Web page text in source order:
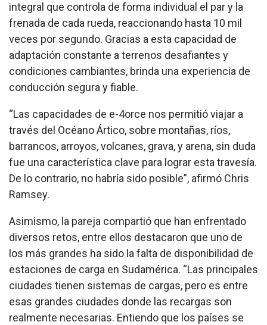
integral que controla de forma individual el par y la
frenada de cada rueda, reaccionando hasta 10 mil
veces por segundo. Gracias a esta capacidad de
adaptación constante a terrenos desafiantes y
condiciones cambiantes, brinda una experiencia de
conducción segura y fiable.
“Las capacidades de e-4orce nos permitió viajar a
través del Océano Ártico, sobre montañas, ríos,
barrancos, arroyos, volcanes, grava, y arena, sin duda
fue una característica clave para lograr esta travesía.
De lo contrario, no habría sido posible”, afirmó Chris
Ramsey.
Asimismo, la pareja compartió que han enfrentado
diversos retos, entre ellos destacaron que uno de
los más grandes ha sido la falta de disponibilidad de
estaciones de carga en Sudamérica. “Las principales
ciudades tienen sistemas de cargas, pero es entre
esas grandes ciudades donde las recargas son
realmente necesarias. Entiendo que los países se